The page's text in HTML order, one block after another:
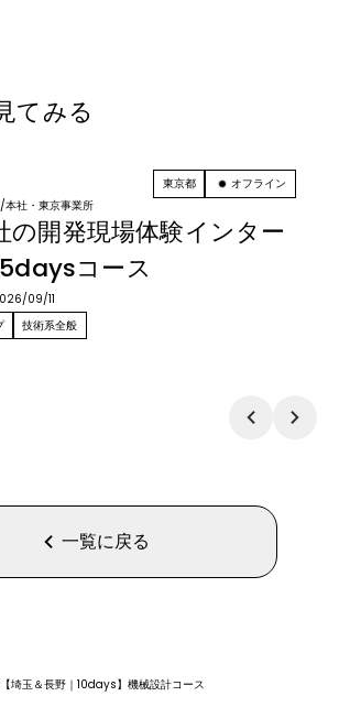
てみる
東京都
オフライン
/本社・東京事業所
の開発現場体験インター
コース
09/11
技術系全般
一覧に戻る
【埼玉＆長野｜10days】機械設計コース